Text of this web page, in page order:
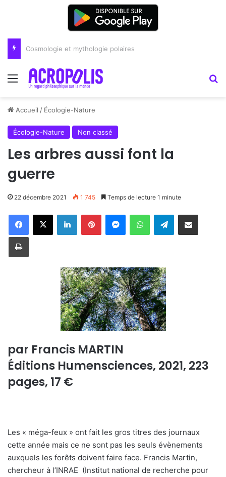
Renoir : la peinture comme un art du lien
Menu
Accueil / Écologie-Nature
Écologie-Nature Non classé
Les arbres aussi font la
guerre
22 décembre 2021 1 745 Temps de lecture 1 minute
LinkedinPinterestMessengerWhatsAppTelegramPartager par email
Imprimer
par Francis MARTIN
Éditions Humensciences, 2021, 223
pages, 17 €
Les « méga-feux » ont fait les gros titres des journaux
cette année mais ce ne sont pas les seuls évènements
auxquels les forêts doivent faire face. Francis Martin,
chercheur à l’INRAE (Institut national de recherche pour